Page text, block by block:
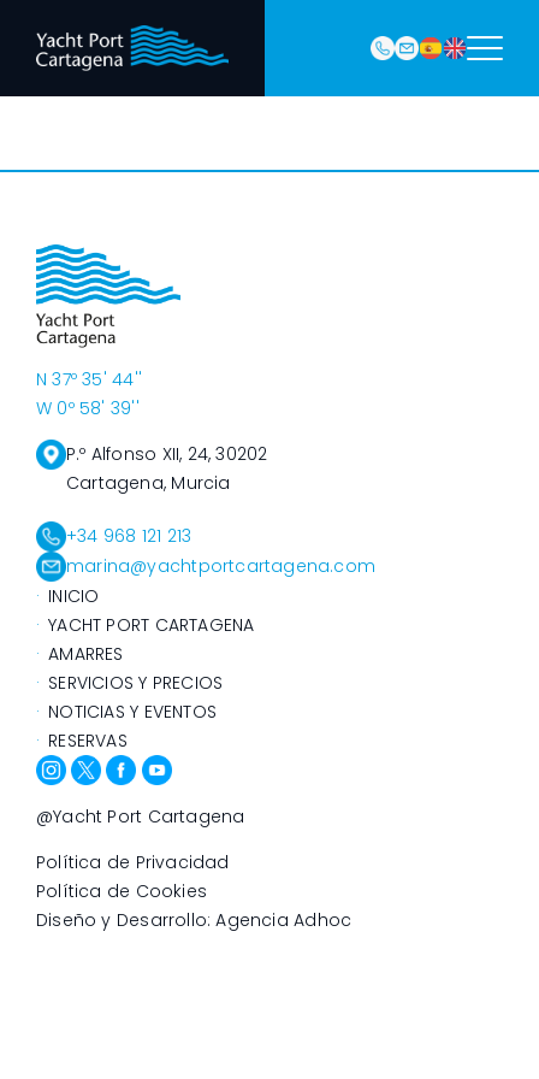
contenido
121 213
VHF
Canal
N 37º 35' 44''
W 0º 58' 39''
P.º Alfonso XII, 24, 30202
Cartagena, Murcia
+34 968 121 213
marina@yachtportcartagena.com
INICIO
YACHT PORT CARTAGENA
AMARRES
SERVICIOS Y PRECIOS
NOTICIAS Y EVENTOS
RESERVAS
@Yacht Port Cartagena
Política de Privacidad
Política de Cookies
Diseño y Desarrollo: Agencia Adhoc